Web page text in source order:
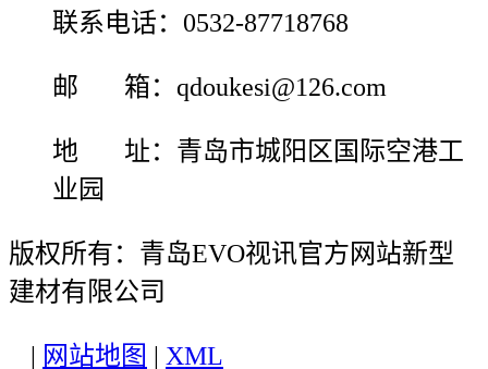
联系电话：0532-87718768
邮 箱：qdoukesi@126.com
地 址：青岛市城阳区国际空港工
业园
版权所有：青岛EVO视讯官方网站新型
建材有限公司
网站地图 XML